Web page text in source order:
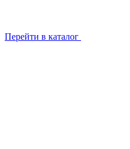
Перейти в каталог